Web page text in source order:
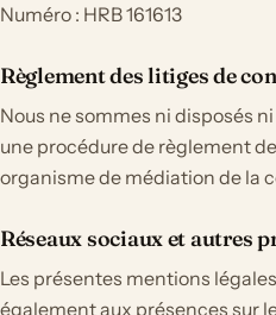
Numéro : HRB 161613
Règlement des litiges de
Nous ne sommes ni disposés
une procédure de règlement
organisme de médiation de la
Réseaux sociaux et autres
Les présentes mentions
également aux présences sur